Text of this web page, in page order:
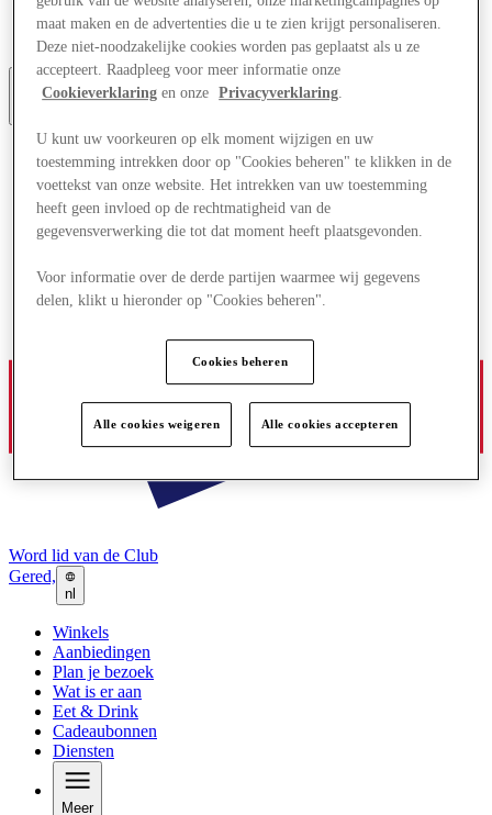
Cadeaubonnen
Diensten
Word lid van de Club
Gered,
nl
Winkels
Aanbiedingen
Plan je bezoek
Wat is er aan
Eet & Drink
Cadeaubonnen
Diensten
Meer
maat maken en de advertenties die u te zien krijgt personaliseren.
Deze niet-noodzakelijke cookies worden pas geplaatst als u ze
accepteert. Raadpleeg voor meer informatie onze
Cookieverklaring en onze Privacyverklaring.
U kunt uw voorkeuren op elk moment wijzigen en uw
toestemming intrekken door op "Cookies beheren" te klikken in de
voettekst van onze website. Het intrekken van uw toestemming
heeft geen invloed op de rechtmatigheid van de
gegevensverwerking die tot dat moment heeft plaatsgevonden.
Voor informatie over de derde partijen waarmee wij gegevens
delen, klikt u hieronder op "Cookies beheren".
Cookies beheren
Alle cookies weigeren Alle cookies accepteren